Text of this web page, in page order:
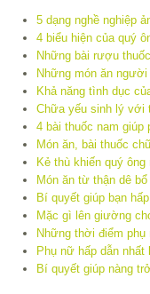
5 dạng nghề nghiệp
4 biểu hiện của quý
Những bài rượu
Những món ăn
Khả năng tình dục
Chữa yếu sinh lý với
4 bài thuốc nam giúp
Món ăn, bài thuốc
Kẻ thù khiến quý
Món ăn từ thận dê
Bí quyết giúp bạn
Mặc gì lên giường
Những thời điểm phụ
Phụ nữ hấp dẫn nhất
Bí quyết giúp nàng